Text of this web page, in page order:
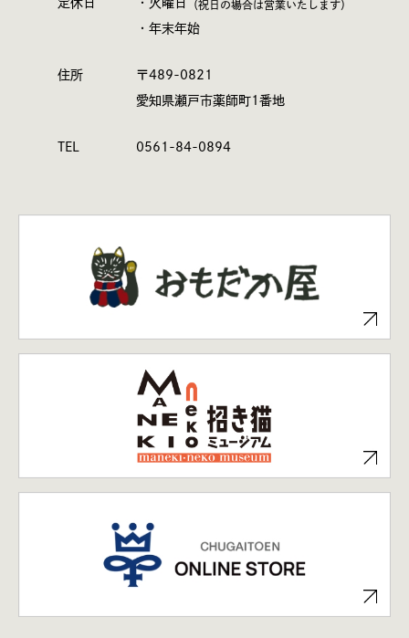
定休日 ・火曜日 （祝日の場合は営業いたします）
・年末年始
住所
〒489-0821
愛知県瀬戸市薬師町1番地
TEL 0561-84-0894